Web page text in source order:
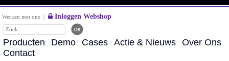
Werken met ons | Inloggen Webshop
Producten Demo Cases Actie & Nieuws Over Ons
Contact